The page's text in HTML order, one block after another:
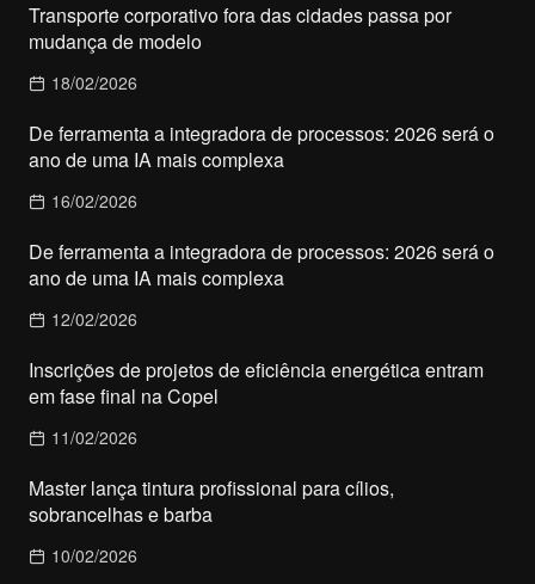
Transporte corporativo fora das cidades passa por
mudança de modelo
18/02/2026
De ferramenta a integradora de processos: 2026 será o
ano de uma IA mais complexa
16/02/2026
De ferramenta a integradora de processos: 2026 será o
ano de uma IA mais complexa
12/02/2026
Inscrições de projetos de eficiência energética entram
em fase final na Copel
11/02/2026
Master lança tintura profissional para cílios,
sobrancelhas e barba
10/02/2026